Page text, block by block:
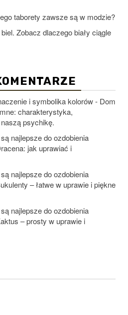
taborety zawsze są w modzie?
Zobacz dlaczego biały ciągle
i symbolika kolorów - Dom
charakterystyka,
psychikę.
najlepsze do ozdobienia
jak uprawiać i
najlepsze do ozdobienia
– łatwe w uprawie i piękne
najlepsze do ozdobienia
– prosty w uprawie i